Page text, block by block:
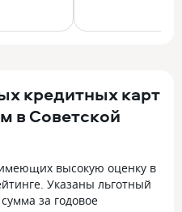
кредитных карт
в Советской
высокую оценку в
Указаны льготный
за годовое